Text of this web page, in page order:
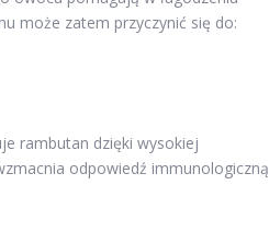
może zatem przyczynić się do:
rambutan dzięki wysokiej
odpowiedź immunologiczną